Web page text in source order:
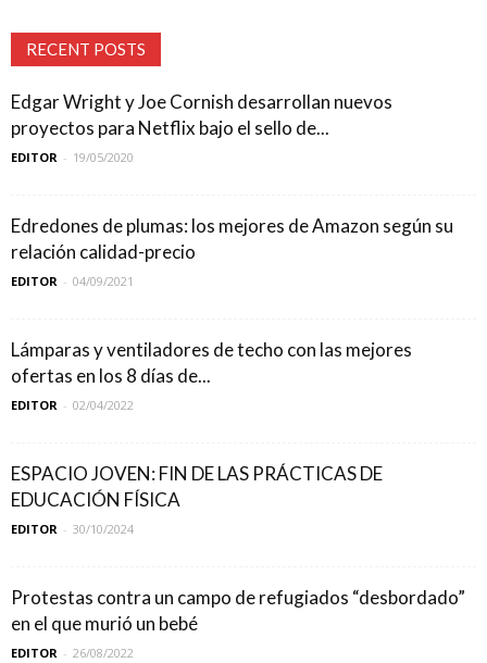
RECENT POSTS
Edgar Wright y Joe Cornish desarrollan nuevos
proyectos para Netflix bajo el sello de...
EDITOR - 19/05/2020
Edredones de plumas: los mejores de Amazon según su
relación calidad-precio
EDITOR - 04/09/2021
Lámparas y ventiladores de techo con las mejores
ofertas en los 8 días de...
EDITOR - 02/04/2022
ESPACIO JOVEN: FIN DE LAS PRÁCTICAS DE
EDUCACIÓN FÍSICA
EDITOR - 30/10/2024
Protestas contra un campo de refugiados “desbordado”
en el que murió un bebé
EDITOR - 26/08/2022